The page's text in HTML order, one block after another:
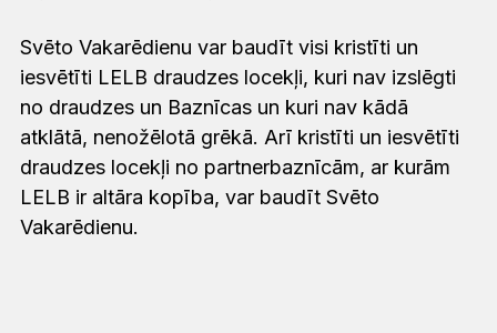
‍Svēto Vakarēdienu var baudīt visi kristīti un
iesvētīti LELB draudzes locekļi, kuri nav izslēgti
no draudzes un Baznīcas un kuri nav kādā
atklātā, nenožēlotā grēkā. Arī kristīti un iesvētīti
draudzes locekļi no partnerbaznīcām, ar kurām
LELB ir altāra kopība, var baudīt Svēto
Vakarēdienu.